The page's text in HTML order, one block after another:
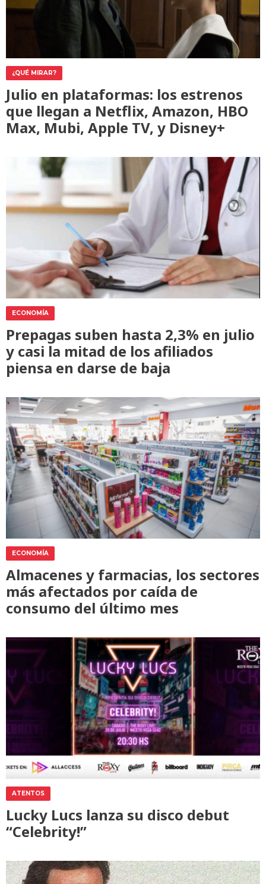
¿QUÉ MIRAR?
Julio en plataformas: los estrenos
que llegan a Netflix, Amazon, HBO
Max, Mubi, Apple TV, y Disney+
ECONOMÍA
Prepagas suben hasta 2,3% en julio
y casi la mitad de los afiliados
piensa en darse de baja
ECONOMÍA
Almacenes y farmacias, los sectores
más afectados por caída de
consumo del último mes
ATENTOS
Lucky Lucs lanza su disco debut
“Celebrity!”